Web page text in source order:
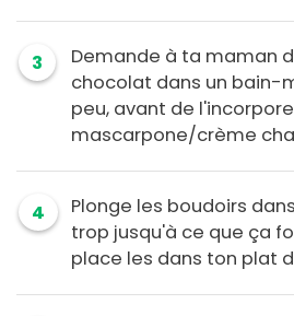
3
Demande à ta maman
chocolat dans un bain-
peu, avant de
mascarpone/crème
4
Plonge les boudoirs
trop jusqu'à ce que ça
place les dans ton plat